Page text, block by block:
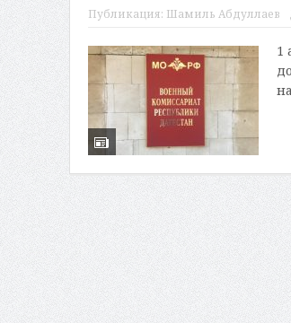
Публикация: Шамиль Абдуллаев
1